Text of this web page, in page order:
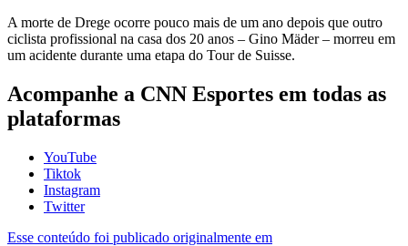
A morte de Drege ocorre pouco mais de um ano depois que outro
ciclista profissional na casa dos 20 anos – Gino Mäder – morreu em
um acidente durante uma etapa do Tour de Suisse.
Acompanhe a CNN Esportes em todas as
plataformas
YouTube
Tiktok
Instagram
Twitter
Esse conteúdo foi publicado originalmente em